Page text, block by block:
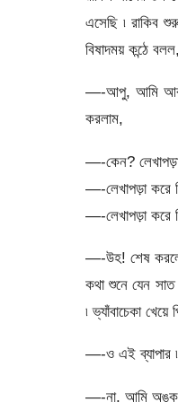
এসেছি ৷ রাকিব
বিষাদময় কন্ঠে বলল,
—-আপু, আমি আর
করলাম,
—-কেন?
—-লেখাপড়া করে
—-লেখাপড়া করে
—-উহ! শেষ করলে
কথা শুনে যেন
৷ ভ্যাঁবাচেকা
—-ও এই ব্যাপার ৷
—-না, আমি অঙ্ক